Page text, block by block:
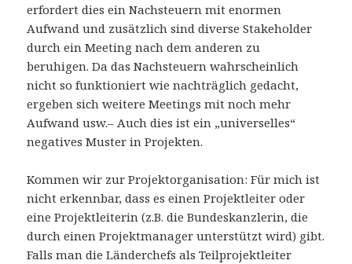
erfordert dies ein Nachsteuern mit enormen
Aufwand und zusätzlich sind diverse Stakeholder
durch ein Meeting nach dem anderen zu
beruhigen. Da das Nachsteuern wahrscheinlich
nicht so funktioniert wie nachträglich gedacht,
ergeben sich weitere Meetings mit noch mehr
Aufwand usw.– Auch dies ist ein „universelles“
negatives Muster in Projekten.
Kommen wir zur Projektorganisation: Für mich ist
nicht erkennbar, dass es einen Projektleiter oder
eine Projektleiterin (z.B. die Bundeskanzlerin, die
durch einen Projektmanager unterstützt wird) gibt.
Falls man die Länderchefs als Teilprojektleiter